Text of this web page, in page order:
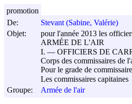
De:
Stevant (Sabine, Valérie)
Objet:
pour l'année 2013 les
ARMÉE DE L'AIR
I. ― OFFICIERS DE
Corps des commissaires de
Pour le grade de
Les commissaires capitaines
Groupe:
Armée de l'air
promotion